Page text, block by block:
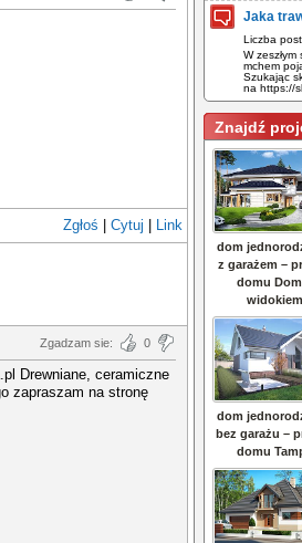
Zgłoś Cytuj Link
Zgadzam sie: 0
Drewniane, ceramiczne
zapraszam na stronę
Jaka
Liczba
W
mchem
Szukając
na https://
Znajdź